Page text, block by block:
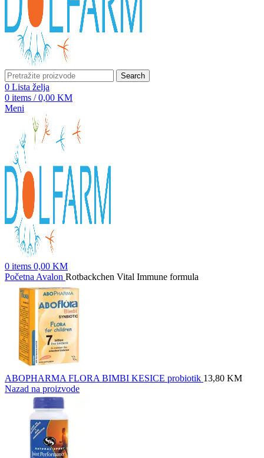
Search
0 Lista želja
0 items / 0,00 KM
Meni
0 items 0,00 KM
Početna Avalon Rotbackchen Vital Immune formula
ABOPHARMA FLORA BIMBI KESICE probiotik 13,80 KM
Nazad na proizvode